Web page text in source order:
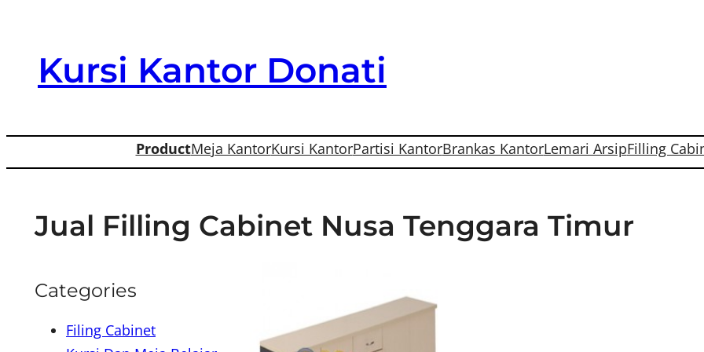
contentKursi Kantor Donati
ProductMeja KantorKursi KantorPartisi KantorBrankas KantorLemari ArsipFilling
Jual Filling Cabinet Nusa Tenggara Timur
Categories
Filing Cabinet